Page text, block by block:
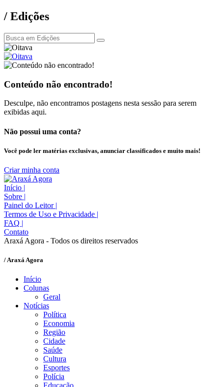
/ Edições
Conteúdo não encontrado!
Desculpe, não encontramos postagens nesta sessão para serem
exibidas aqui.
Não possui uma conta?
Você pode ler matérias exclusivas, anunciar classificados e muito mais!
Criar minha conta
Início |
Sobre |
Painel do Leitor |
Termos de Uso e Privacidade |
FAQ |
Contato
Araxá Agora - Todos os direitos reservados
/ Araxá Agora
Início
Colunas
Geral
Notícias
Política
Economia
Região
Cidade
Saúde
Cultura
Esportes
Polícia